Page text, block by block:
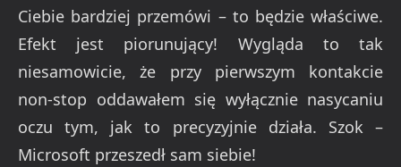
Ciebie bardziej przemówi – to będzie właściwe.
Efekt jest piorunujący! Wygląda to tak
niesamowicie, że przy pierwszym kontakcie
non-stop oddawałem się wyłącznie nasycaniu
oczu tym, jak to precyzyjnie działa. Szok –
Microsoft przeszedł sam siebie!